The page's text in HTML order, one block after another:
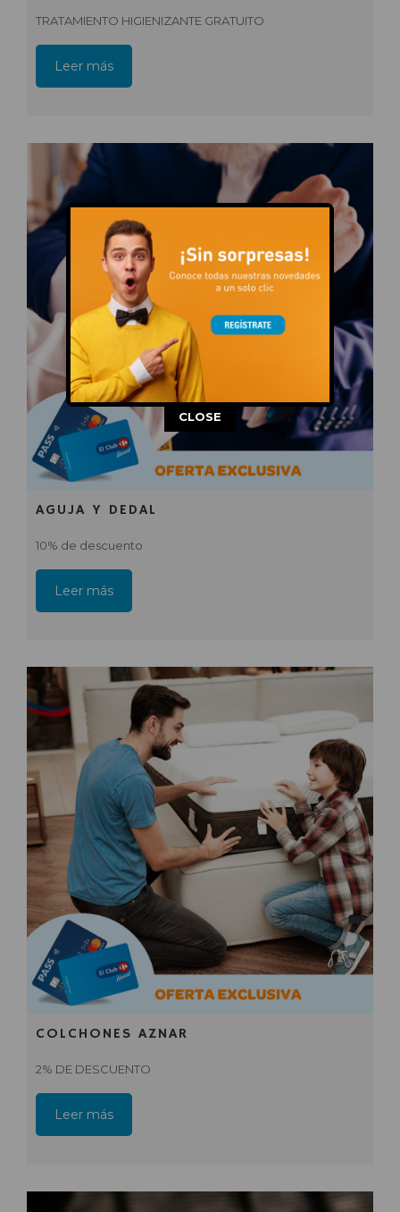
TRATAMIENTO HIGIENIZANTE GRATUITO
Leer más
AGUJA Y DEDAL
10% de descuento
Leer más
COLCHONES AZNAR
2% DE DESCUENTO
Leer más
This popup will close in:14
CLOSE